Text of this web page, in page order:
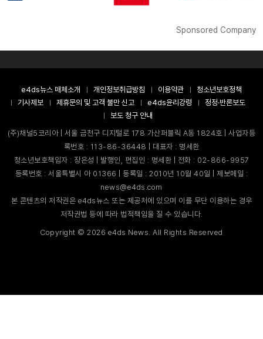
Sponsored Company
e4ds뉴스 매체소개 개인정보취급방침 이용약관
청소년보호정책
기사제보
제휴문의 및 고객 불만 신고 e4ds윤리강령
정정·반론보도
보도 청구 안내
(주)채널5코리아 | 서울 금천구 디지털로 178 가산퍼블릭 A동 1824호 | 사업자등
록번호 : 113-86-36448 | 대표자 : 명세환
청소년보호책임자 : 장은성 | 발행인, 편집인 : 명세환 | 전화 : 02-866-9957
등록번호 : 서울특별시 아 01366 | 등록일 : 2010년 10월 40일 | 제보메일 :
news@e4ds.com
본 콘텐츠의 저작권은 e4ds뉴스 또는 제공처에 있으며 이를 무단 이용하는 경우
저작권법 등에 따라 법적책임을 질 수 있습니다.
Copyright ©2026 e4ds News. All Rights Reserved